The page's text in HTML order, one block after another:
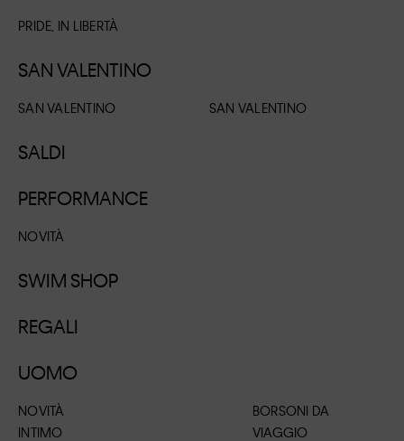
PRIDE, IN LIBERTÀ
SAN VALENTINO
SAN VALENTINO SAN VALENTINO
SALDI
PERFORMANCE
NOVITÀ
SWIM SHOP
REGALI
UOMO
NOVITÀ
INTIMO
BORSONI DA
VIAGGIO